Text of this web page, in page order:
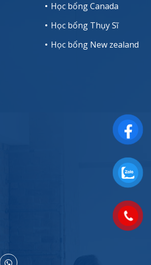
Học bổng Canada
Học bổng Thụy Sĩ
Học bổng New zealand